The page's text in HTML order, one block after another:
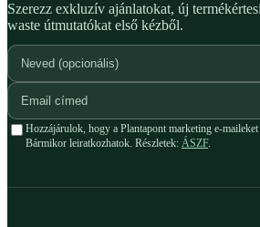
Szerezz exkluzív ajánlatokat, új
waste útmutatókat első kézből.
Hozzájárulok, hogy a Plantapont marketing e-
Bármikor leiratkozhatok. Részletek: ÁSZF.